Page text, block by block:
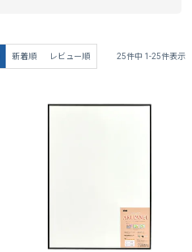
新着順 レビュー順 25件中 1 -25件表示